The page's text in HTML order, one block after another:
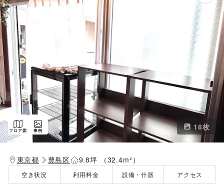
フロア図 事例 18枚
東京都 豊島区 9.8坪 （32.4m²）
空き状況 利用料金 設備・什器 アクセス